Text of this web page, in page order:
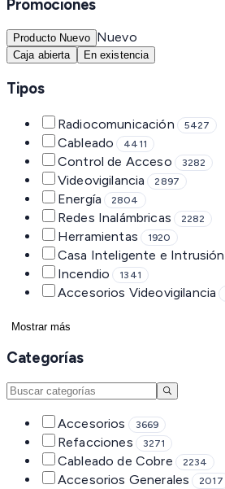
Promociones
Producto Nuevo Nuevo
Caja abierta En existencia
Tipos
Radiocomunicación 5427
Cableado 4411
Control de Acceso 3282
Videovigilancia 2897
Energía 2804
Redes Inalámbricas 2282
Herramientas 1920
Casa Inteligente e Intrusión
Incendio 1341
Accesorios Videovigilancia
Mostrar más
Categorías
Accesorios 3669
Refacciones 3271
Cableado de Cobre 2234
Accesorios Generales 2017